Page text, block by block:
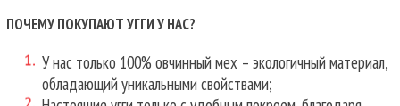
ПОЧЕМУ ПОКУПАЮТ УГГИ У НАС?
У нас только 100% овчинный мех – экологичный материал,
обладающий уникальными свойствами;